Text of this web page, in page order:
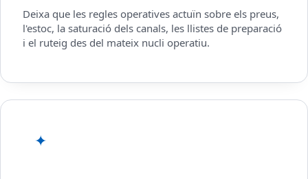
Deixa que les regles operatives actuïn sobre els preus,
l'estoc, la saturació dels canals, les llistes de preparació
i el ruteig des del mateix nucli operatiu.
✦